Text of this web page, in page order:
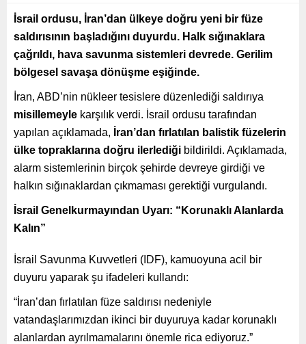
İsrail ordusu, İran’dan ülkeye doğru yeni bir füze
saldırısının başladığını duyurdu. Halk sığınaklara
çağrıldı, hava savunma sistemleri devrede. Gerilim
bölgesel savaşa dönüşme eşiğinde.
İran, ABD’nin nükleer tesislere düzenlediği saldırıya
misillemeyle karşılık verdi. İsrail ordusu tarafından
yapılan açıklamada, İran’dan fırlatılan balistik füzelerin
ülke topraklarına doğru ilerlediği bildirildi. Açıklamada,
alarm sistemlerinin birçok şehirde devreye girdiği ve
halkın sığınaklardan çıkmaması gerektiği vurgulandı.
İsrail Genelkurmayından Uyarı: “Korunaklı Alanlarda
Kalın”
İsrail Savunma Kuvvetleri (IDF), kamuoyuna acil bir
duyuru yaparak şu ifadeleri kullandı:
“İran’dan fırlatılan füze saldırısı nedeniyle
vatandaşlarımızdan ikinci bir duyuruya kadar korunaklı
alanlardan ayrılmamalarını önemle rica ediyoruz.”